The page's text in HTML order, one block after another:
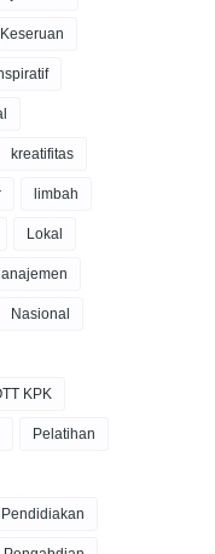
Keseruan
kreatifitas
limbah
Lokal
Nasional
KPK
Pelatihan
Pendidiakan